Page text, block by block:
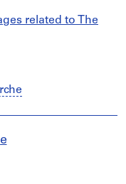
related to The